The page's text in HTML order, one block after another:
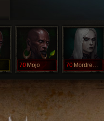
70 Mojo 70 Mordremoth